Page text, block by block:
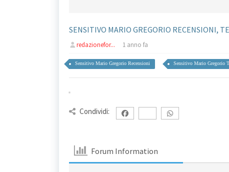
SENSITIVO MARIO GREGORIO RECENSIONI,
redazionefor... 1 anno fa
Sensitivo Mario Gregorio Recensioni Sensitivo Mario Gregorio
Condividi:
Forum Information